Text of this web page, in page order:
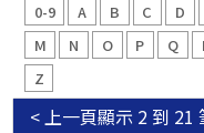
0-9
A B C D
M
N O P Q
Z
顯示 2 到 21
< 上一頁